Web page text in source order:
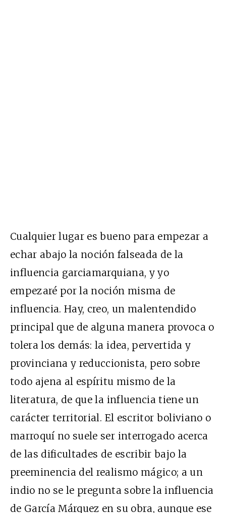
Cualquier lugar es bueno para empezar a
echar abajo la noción falseada de la
influencia garciamarquiana, y yo
empezaré por la noción misma de
influencia. Hay, creo, un malentendido
principal que de alguna manera provoca o
tolera los demás: la idea, pervertida y
provinciana y reduccionista, pero sobre
todo ajena al espíritu mismo de la
literatura, de que la influencia tiene un
carácter territorial. El escritor boliviano o
marroquí no suele ser interrogado acerca
de las dificultades de escribir bajo la
preeminencia del realismo mágico; a un
indio no se le pregunta sobre la influencia
de García Márquez en su obra, aunque ese